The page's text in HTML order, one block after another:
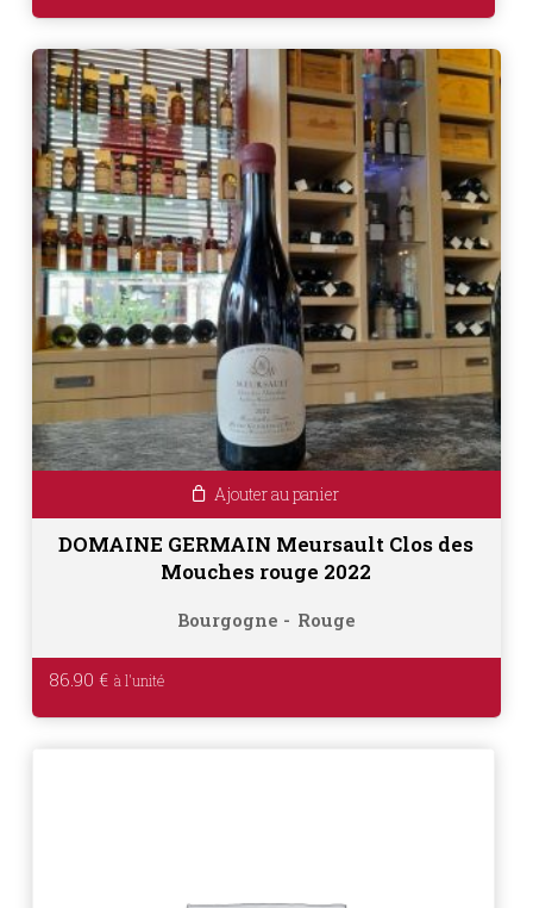
Ajouter au panier
DOMAINE GERMAIN Meursault Clos des
Mouches rouge 2022
Bourgogne Rouge
86.90 €